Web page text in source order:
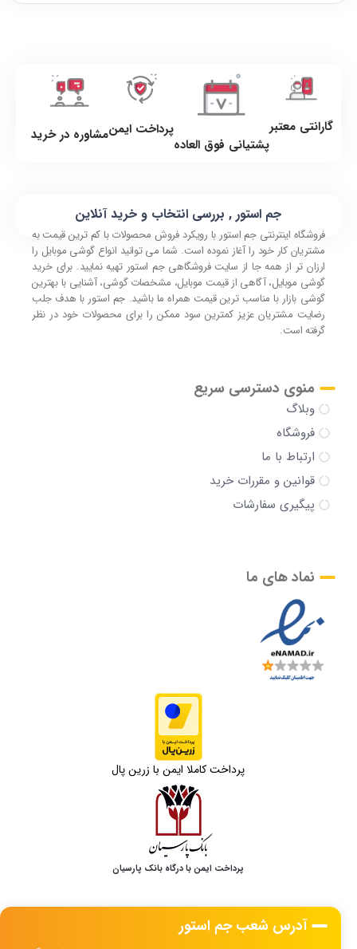
گارانتی معتبر
پشتیانی فوق العاده
پرداخت ایمنمشاوره در خرید
جم استور , بررسی انتخاب و خرید آنلاین
فروشگاه اینترنتی جم استور با رویکرد فروش محصولات با کم ترین قیمت به
مشتریان کار خود را آغاز نموده است. شما می توانید انواع گوشی موبایل را
ارزان تر از همه جا از سایت فروشگاهی جم استور تهیه نمایید. برای خرید
گوشی موبایل، آگاهی از قیمت موبایل، مشخصات گوشی، آشنایی با بهترین
گوشی بازار با مناسب ترین قیمت همراه ما باشید. جم استور با هدف جلب
رضایت مشتریان عزیز کمترین سود ممکن را برای محصولات خود در نظر
گرفته است.
منوی دسترسی سریع
وبلاگ
فروشگاه
ارتباط با ما
قوانین و مقررات خرید
پیگیری سفارشات
نماد های ما
پرداخت کاملا ایمن با زرین پال
پرداخت ایمن با درگاه بانک پارسیان
آدرس شعب جم استور